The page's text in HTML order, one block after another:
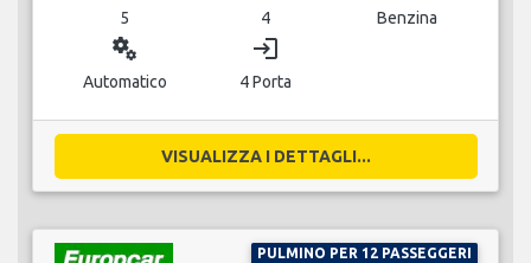
5 4 Benzina
miscellaneous_services
Automatico
login
4 Porta
VISUALIZZA I DETTAGLI...
PULMINO PER 12 PASSEGGERI